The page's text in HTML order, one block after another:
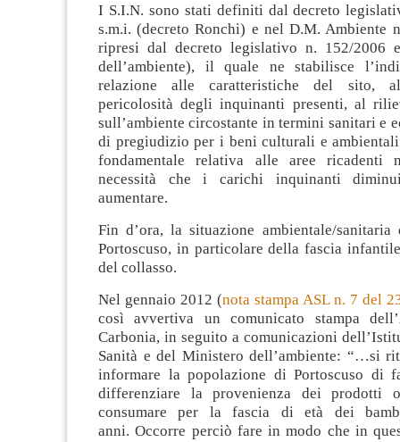
I S.I.N. sono stati definiti dal decreto
s.m.i. (decreto Ronchi) e nel D.M. Ambiente
ripresi dal decreto legislativo n. 152/2006
dell’ambiente), il quale ne stabilisce
relazione alle caratteristiche del sito,
pericolosità degli inquinanti presenti, al
sull’ambiente circostante in termini sanitari e
di pregiudizio per i beni culturali e
fondamentale relativa alle aree
necessità che i carichi inquinanti
aumentare.
Fin d’ora, la situazione ambientale/
Portoscuso, in particolare della fascia
del collasso.
Nel gennaio 2012 (nota stampa ASL n. 7 del
così avvertiva un comunicato stampa
Carbonia, in seguito a comunicazioni
Sanità e del Ministero dell’ambiente: “…si
informare la popolazione di Portoscuso di
differenziare la provenienza dei prodotti
consumare per la fascia di età dei
anni. Occorre perciò fare in modo che in